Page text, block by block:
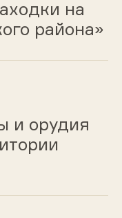
на
района»
и орудия